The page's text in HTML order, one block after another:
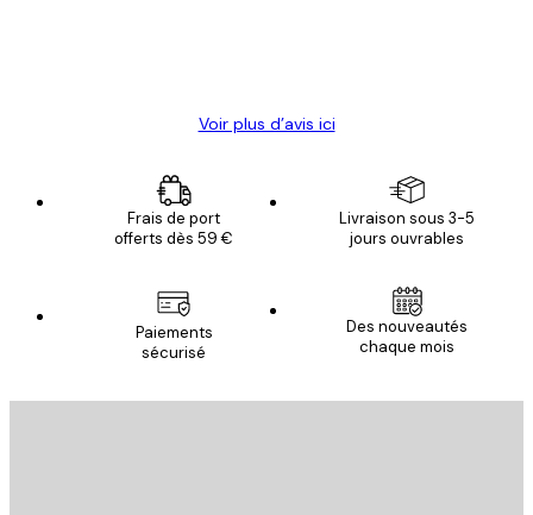
Voir plus d’avis ici
Frais de port
offerts dès 59 €
Livraison sous 3-5
jours ouvrables
Paiements
sécurisé
Des nouveautés
chaque mois